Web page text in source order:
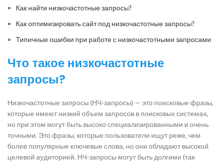
Как найти низкочастотные запросы?
Как оптимизировать сайт под низкочастотные запросы?
Типичные ошибки при работе с низкочастотными запросами
Что такое низкочастотные
запросы?
Низкочастотные запросы (НЧ-запросы) — это поисковые фразы,
которые имеют низкий объем запросов в поисковых системах,
но при этом могут быть высоко специализированными и очень
точными. Это фразы, которые пользователи ищут реже, чем
более популярные ключевые слова, но они обладают высокой
целевой аудиторией. НЧ-запросы могут быть долгими (так